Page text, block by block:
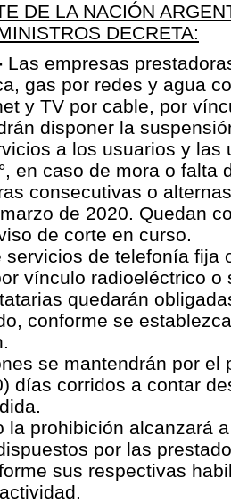
DE LA NACIÓN
DECRETA:
Las empresas
gas por redes y agua
y TV por cable, por
disponer la
a los usuarios y las
en caso de mora o falta
consecutivas o
de 2020. Quedan
de corte en curso.
servicios de telefonía fija
vínculo radioeléctrico o
quedarán
conforme se
se mantendrán por el
días corridos a contar
la prohibición alcanzará
por las
sus respectivas